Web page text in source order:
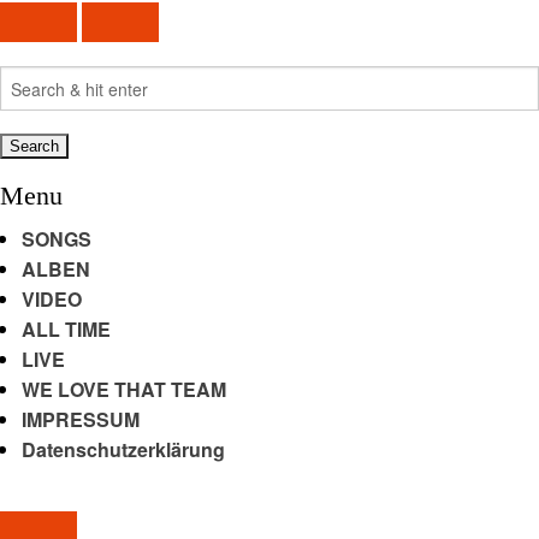
Search
for:
Menu
SONGS
ALBEN
VIDEO
ALL TIME
LIVE
WE LOVE THAT TEAM
IMPRESSUM
Datenschutzerklärung